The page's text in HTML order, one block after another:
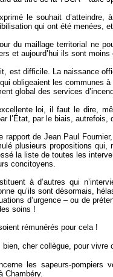
le souhait
qui ont été menées,
du maillage territorial ne
et aujourd’hui ils sont moins
est difficile. La naissance
obligeaient les communes à
global des services
loi, il faut le dire,
l’État, par le biais,
rapport de Jean Paul
plusieurs propositions
la liste de toutes les
concitoyens.
à d’autres qui
qu’ils sont désormais,
d’urgence – ou de
soins !
rémunérés pour cela !
cher collègue, pour vivre
les sapeurs-
Chambéry.